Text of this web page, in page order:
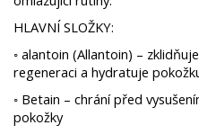
HLAVNÍ SLOŽKY:
◦ alantoin (Allantoin) –
regeneraci a hydratuje
◦ Betain – chrání před
pokožky